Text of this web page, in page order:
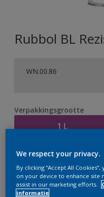
Rubbol BL
WN.00.86
Verpakkingsgrootte
1 L
Aantal
We respect your privacy.
By clicking “Accept All
on your device to enhance site
assist in our marketing efforts.
informatie